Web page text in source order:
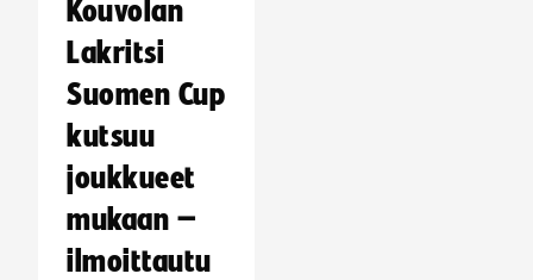
Kouvolan
Lakritsi
Suomen Cup
kutsuu
joukkueet
mukaan –
ilmoittautu